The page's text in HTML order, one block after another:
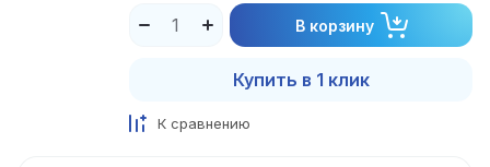
В корзину
Купить в 1 клик
К сравнению